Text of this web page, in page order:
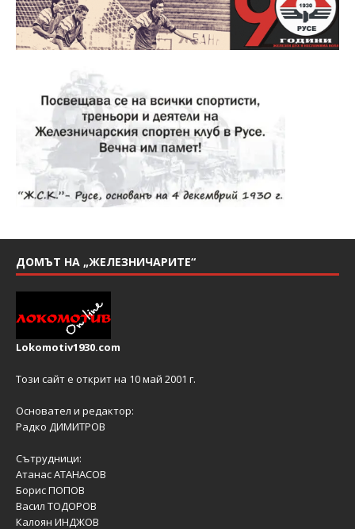
ДОМЪТ НА „ЖЕЛЕЗНИЧАРИТЕ“
Lokomotiv1930.com
Този сайт е открит на 10 май 2001 г.
Основател и редактор:
Радко ДИМИТРОВ
Сътрудници:
Атанас АТАНАСОВ
Борис ПОПОВ
Васил ТОДОРОВ
Калоян ИНДЖОВ